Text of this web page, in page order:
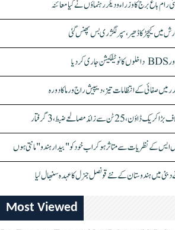
باغ برج کا وزراء و دیگر رہنماؤں نے کیا معائنہ
میں کیچڑ کا ڈھیر، سپر لگژری بس پھنس گئی
میں صفائی کے انتظامات تیز، دیپیش راج ورما کا دورہ
سے زائد مصالحے ضبط، 3 گرفتار
ایس کے نظریات سے متاثر ہو کر اب خود کو "بیدار ہندو" مانتی ہوں
میں ہندوستان کے نئے قونصل جنرل کا عہدہ سنبھال لیا
Most Viewed